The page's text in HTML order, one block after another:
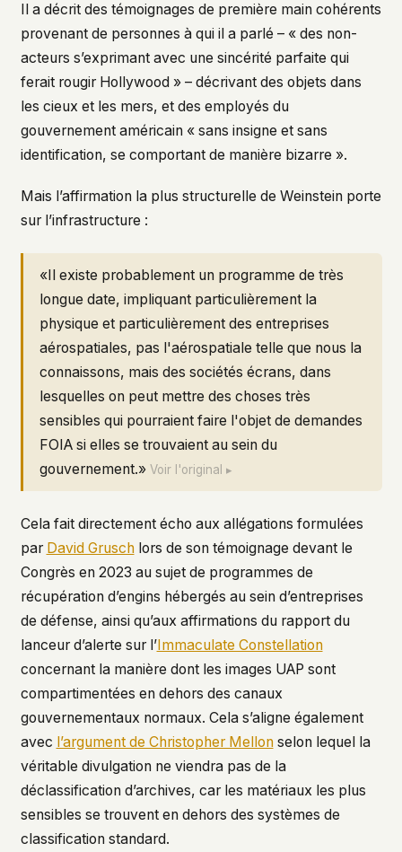
Il a décrit des témoignages de première main cohérents
provenant de personnes à qui il a parlé – « des non-
acteurs s’exprimant avec une sincérité parfaite qui
ferait rougir Hollywood » – décrivant des objets dans
les cieux et les mers, et des employés du
gouvernement américain « sans insigne et sans
identification, se comportant de manière bizarre ».
Mais l’affirmation la plus structurelle de Weinstein porte
sur l’infrastructure :
«Il existe probablement un programme de très
longue date, impliquant particulièrement la
physique et particulièrement des entreprises
aérospatiales, pas l'aérospatiale telle que nous la
connaissons, mais des sociétés écrans, dans
lesquelles on peut mettre des choses très
sensibles qui pourraient faire l'objet de demandes
FOIA si elles se trouvaient au sein du
gouvernement.»Voir l'original ▸
Cela fait directement écho aux allégations formulées
par David Gruschlors de son témoignage devant le
Congrès en 2023 au sujet de programmes de
récupération d’engins hébergés au sein d’entreprises
de défense, ainsi qu’aux affirmations du rapport du
lanceur d’alerte sur l’Immaculate Constellation
concernant la manière dont les images UAP sont
compartimentées en dehors des canaux
gouvernementaux normaux. Cela s’aligne également
avec l’argument de Christopher Mellonselon lequel la
véritable divulgation ne viendra pas de la
déclassification d’archives, car les matériaux les plus
sensibles se trouvent en dehors des systèmes de
classification standard.